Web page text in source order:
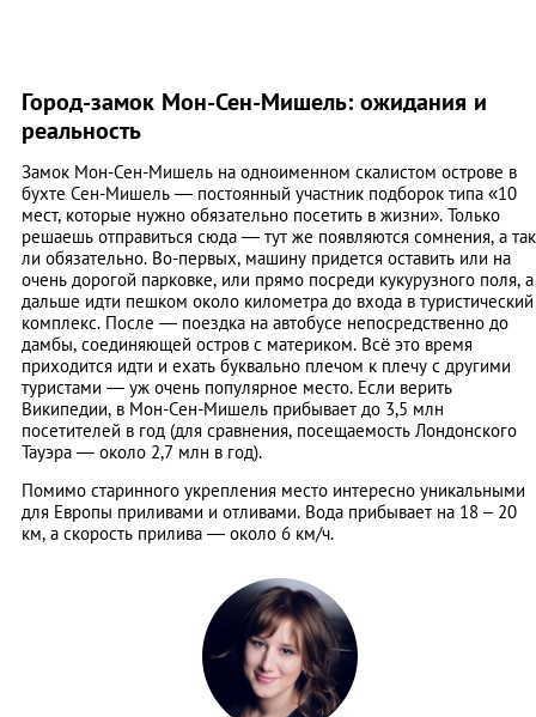
Город-замок Мон-Сен-Мишель: ожидания и
реальность
Замок Мон-Сен-Мишель на одноименном скалистом острове в
бухте Сен-Мишель ― постоянный участник подборок типа «10
мест, которые нужно обязательно посетить в жизни». Только
решаешь отправиться сюда ― тут же появляются сомнения, а так
ли обязательно. Во-первых, машину придется оставить или на
очень дорогой парковке, или прямо посреди кукурузного поля, а
дальше идти пешком около километра до входа в туристический
комплекс. После ― поездка на автобусе непосредственно до
дамбы, соединяющей остров с материком. Всё это время
приходится идти и ехать буквально плечом к плечу с другими
туристами ― уж очень популярное место. Если верить
Википедии, в Мон-Сен-Мишель прибывает до 3,5 млн
посетителей в год (для сравнения, посещаемость Лондонского
Тауэра ― около 2,7 млн в год).
Помимо старинного укрепления место интересно уникальными
для Европы приливами и отливами. Вода прибывает на 18 – 20
км, а скорость прилива ― около 6 км/ч.